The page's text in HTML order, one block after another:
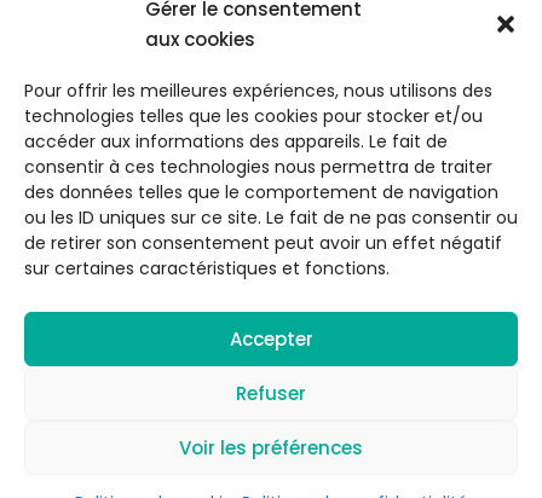
Gérer le consentement
aux cookies
Pour offrir les meilleures expériences, nous utilisons des
technologies telles que les cookies pour stocker et/ou
accéder aux informations des appareils. Le fait de
consentir à ces technologies nous permettra de traiter
des données telles que le comportement de navigation
ou les ID uniques sur ce site. Le fait de ne pas consentir ou
de retirer son consentement peut avoir un effet négatif
sur certaines caractéristiques et fonctions.
Accepter
Refuser
Voir les préférences
Tél. 06 15 96 85 82
Adresse : 13 rue François Boulière, 33560
Sainte-Eulalie
Instagram
Politique de confidentialité